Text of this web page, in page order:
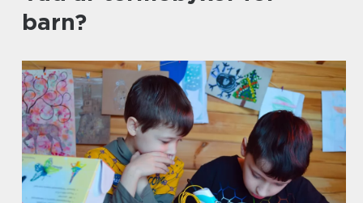
barn?